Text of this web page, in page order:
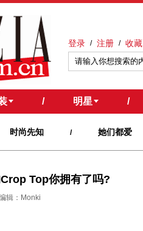
登录 / 注册 / 收藏
/ 明星 /
时尚先知 / 她们都爱
Top你拥有了吗?
辑：Monki